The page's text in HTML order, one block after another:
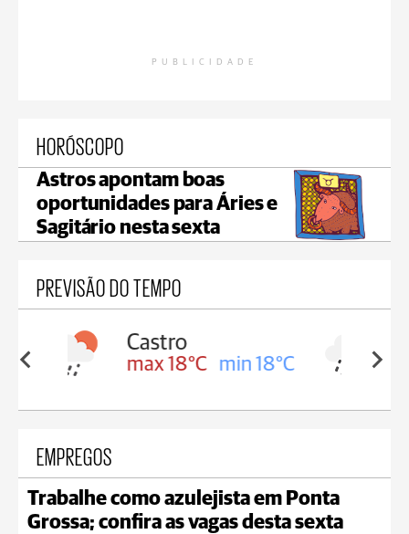
PUBLICIDADE
HORÓSCOPO
Astros apontam boas
oportunidades para Áries e
Sagitário nesta sexta
PREVISÃO DO TEMPO
18°C
Carambeí
max 18°C min 17°C
EMPREGOS
Trabalhe como azulejista em Ponta
Grossa; confira as vagas desta sexta